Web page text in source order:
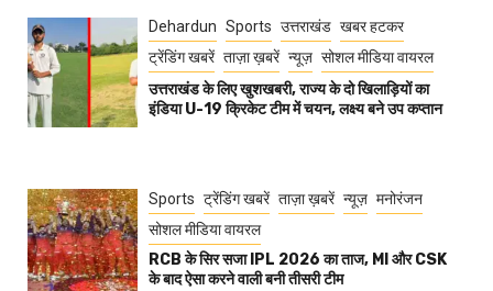
Dehardun Sports उत्तराखंड खबर हटकर
ट्रेंडिंग खबरें ताज़ा ख़बरें न्यूज़ सोशल मीडिया वायरल
उत्तराखंड के लिए खुशखबरी, राज्य के दो खिलाड़ियों का
इंडिया U-19 क्रिकेट टीम में चयन, लक्ष्य बने उप कप्तान
Sports ट्रेंडिंग खबरें ताज़ा ख़बरें न्यूज़ मनोरंजन
सोशल मीडिया वायरल
RCB के सिर सजा IPL 2026 का ताज, MI और CSK
के बाद ऐसा करने वाली बनी तीसरी टीम